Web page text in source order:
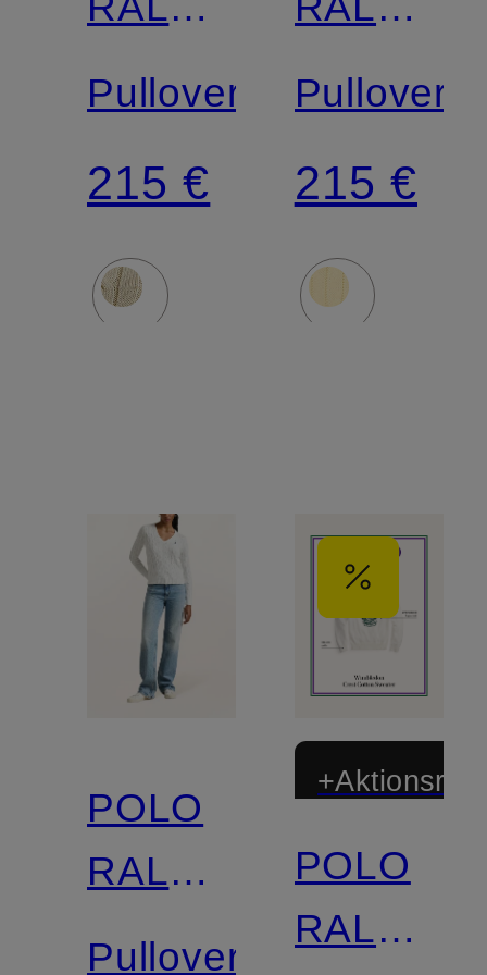
LAUREN
Pullover
215 €
LAUREN
Pullover
215 €
POLO
RALPH
LAUREN
Pullover
POLO
RALPH